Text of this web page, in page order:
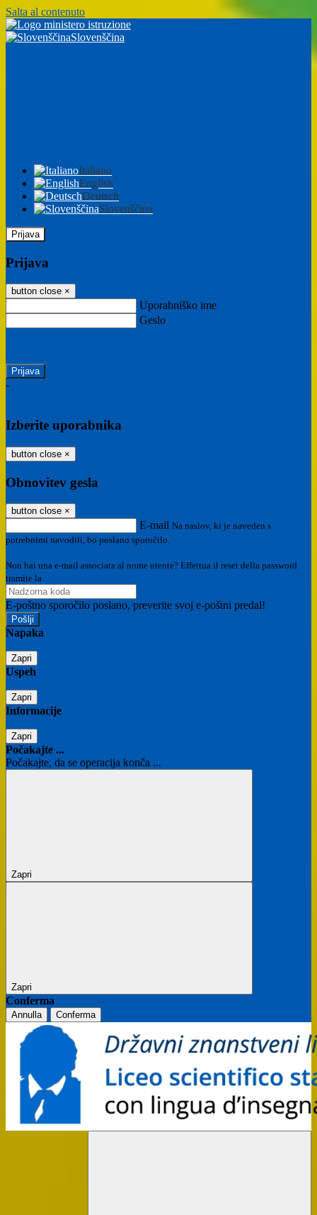
Salta al contenuto
Slovenščina
Italiano
English
Deutsch
Slovenščina
Prijava
Prijava
button close ×
Uporabniško ime
Geslo
-
Izberite uporabnika
button close ×
Obnovitev gesla
button close ×
E-mail Na naslov, ki je naveden s
potrebnimi navodili, bo poslano sporočilo.
Non hai una e-mail associata al nome utente? Effettua il reset della password
tramite la
E-poštno sporočilo poslano, preverite svoj e-poštni predal!
Napaka
Zapri
Uspeh
Zapri
Informacije
Zapri
Počakajte ...
Počakajte, da se operacija konča ...
Zapri
Zapri
Conferma
Annulla Conferma